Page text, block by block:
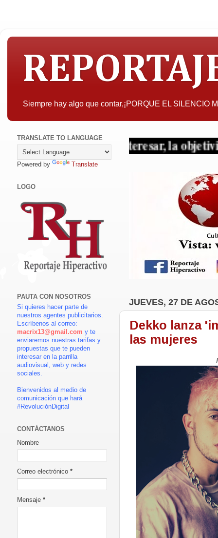
Siempre hay algo que contar,¡PORQUE EL SILENCIO
quien pueda interesar, la objetividad con
JUEVES, 27 DE
Dekko lanza
las mujeres
TRANSLATE TO LANGUAGE
Powered by Translate
LOGO
PAUTA CON NOSOTROS
Si quieres hacer parte de
nuestros agentes publicitarios.
Escríbenos al correo:
macrix13@gmail.com y te
enviaremos nuestras tarifas y
propuestas que te pueden
interesar en la parrilla
audiovisual, web y redes
sociales.
Bienvenidos al medio de
comunicación que hará
#RevoluciónDigital
CONTÁCTANOS
Nombre
Correo electrónico *
Mensaje *